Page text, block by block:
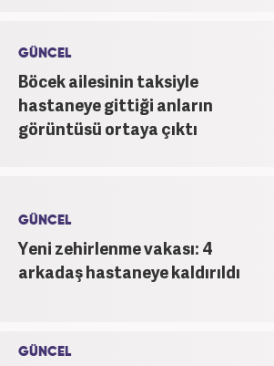
GÜNCEL
Böcek ailesinin taksiyle
hastaneye gittiği anların
görüntüsü ortaya çıktı
GÜNCEL
Yeni zehirlenme vakası: 4
arkadaş hastaneye kaldırıldı
GÜNCEL